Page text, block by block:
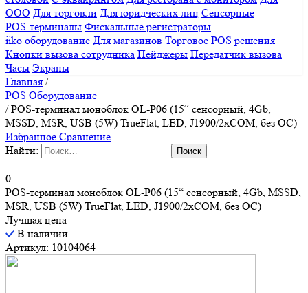
ООО Для торговли Для юридческих лиц Сенсорные
POS-терминалы Фискальные регистраторы
iiko оборудование Для магазинов Торговое POS решения
Кнопки вызова сотрудника Пейджеры Передатчик вызова
Часы Экраны
Главная /
POS Оборудование
/POS-терминал моноблок OL-P06 (15“ сенсорный, 4Gb,
MSSD, MSR, USB (5W) TrueFlat, LED, J1900/2xCOM, без ОС)
Избранное Сравнение
Найти:
0
POS-терминал моноблок OL-P06 (15“ сенсорный, 4Gb, MSSD,
MSR, USB (5W) TrueFlat, LED, J1900/2xCOM, без ОС)
Лучшая цена
В наличии
Артикул: 10104064